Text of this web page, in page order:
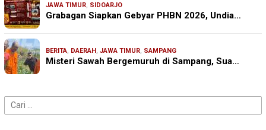
JAWA TIMUR, SIDOARJO
Grabagan Siapkan Gebyar PHBN 2026, Undia…
BERITA, DAERAH, JAWA TIMUR, SAMPANG
Misteri Sawah Bergemuruh di Sampang, Sua…
Cari
untuk: